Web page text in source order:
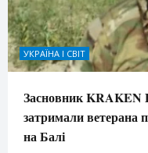
УКРАЇНА І СВІТ
Засновник KRAKEN
затримали ветерана
на Балі